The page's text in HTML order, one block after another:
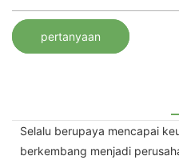
pertanyaan
Selalu berupaya mencapai
berkembang menjadi